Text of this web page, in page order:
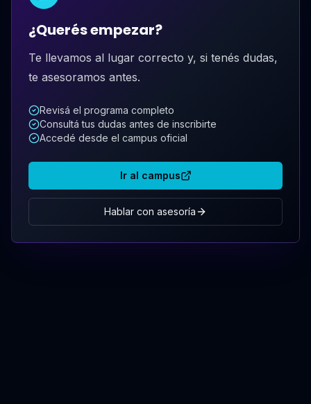
¿Querés empezar?
Te llevamos al lugar correcto y, si tenés dudas,
te asesoramos antes.
Revisá el programa completo
Consultá tus dudas antes de inscribirte
Accedé desde el campus oficial
Ir al campus
Hablar con asesoría